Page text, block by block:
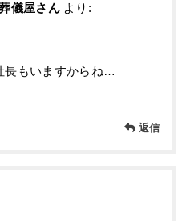
儀屋さん より:
長もいますからね…
返信